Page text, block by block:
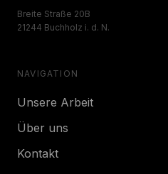
Breite Straße 20B
21244 Buchholz i. d. N.
NAVIGATION
Unsere Arbeit
Über uns
Kontakt